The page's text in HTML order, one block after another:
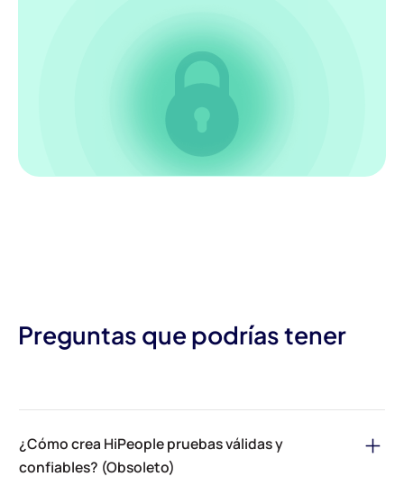
Preguntas que podrías tener
¿Cómo crea HiPeople pruebas válidas y
confiables? (Obsoleto)